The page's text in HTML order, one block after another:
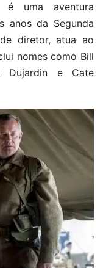
é uma aventura
anos da Segunda
diretor, atua ao
nomes como Bill
Dujardin e Cate